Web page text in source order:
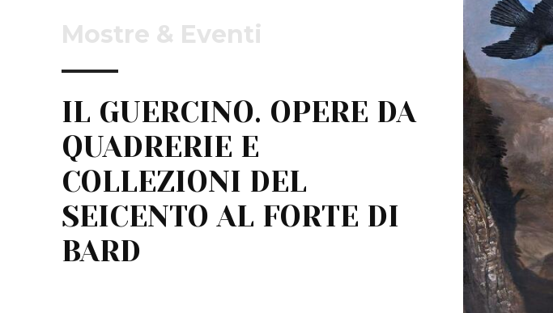
Mostre & Eventi
IL GUERCINO. OPERE DA
QUADRERIE E
COLLEZIONI DEL
SEICENTO AL FORTE DI
BARD